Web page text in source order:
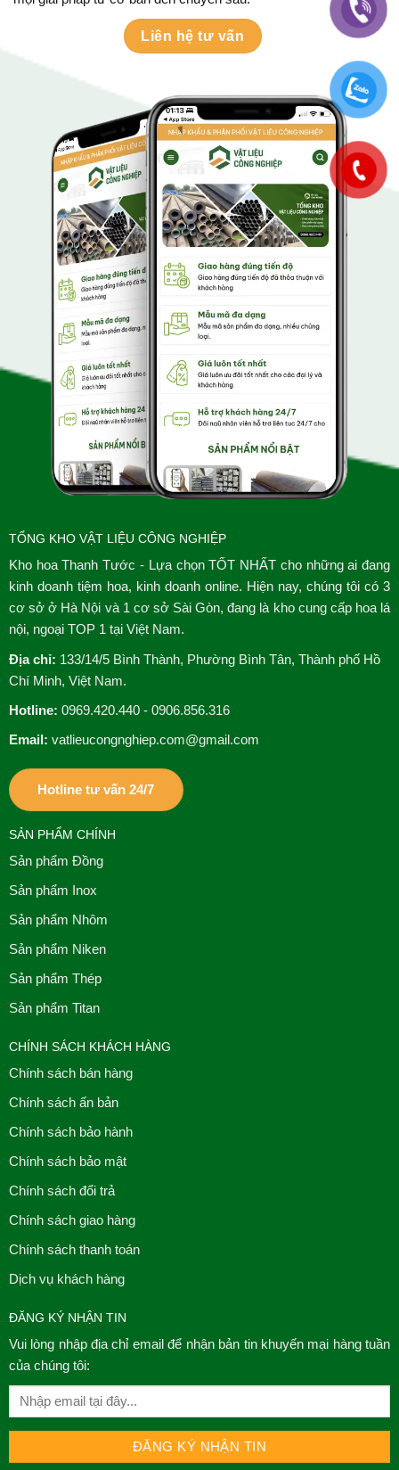
Liên hệ tư vấn
TỔNG KHO VẬT LIỆU CÔNG NGHIỆP
Kho hoa Thanh Tước - Lựa chọn TỐT NHẤT cho những ai đang
kinh doanh tiệm hoa, kinh doanh online. Hiện nay, chúng tôi có 3
cơ sở ở Hà Nội và 1 cơ sở Sài Gòn, đang là kho cung cấp hoa lá
nội, ngoại TOP 1 tại Việt Nam.
Địa chỉ: 133/14/5 Bình Thành, Phường Bình Tân, Thành phố Hồ
Chí Minh, Việt Nam.
Hotline: 0969.420.440 - 0906.856.316
Email: vatlieucongnghiep.com@gmail.com
Hotline tư vấn 24/7
SẢN PHẨM CHÍNH
Sản phẩm Đồng
Sản phẩm Inox
Sản phẩm Nhôm
Sản phẩm Niken
Sản phẩm Thép
Sản phẩm Titan
CHÍNH SÁCH KHÁCH HÀNG
Chính sách bán hàng
Chính sách ấn bản
Chính sách bảo hành
Chính sách bảo mật
Chính sách đổi trả
Chính sách giao hàng
Chính sách thanh toán
Dịch vụ khách hàng
ĐĂNG KÝ NHẬN TIN
Vui lòng nhập địa chỉ email để nhận bản tin khuyến mại hàng tuần
của chúng tôi: